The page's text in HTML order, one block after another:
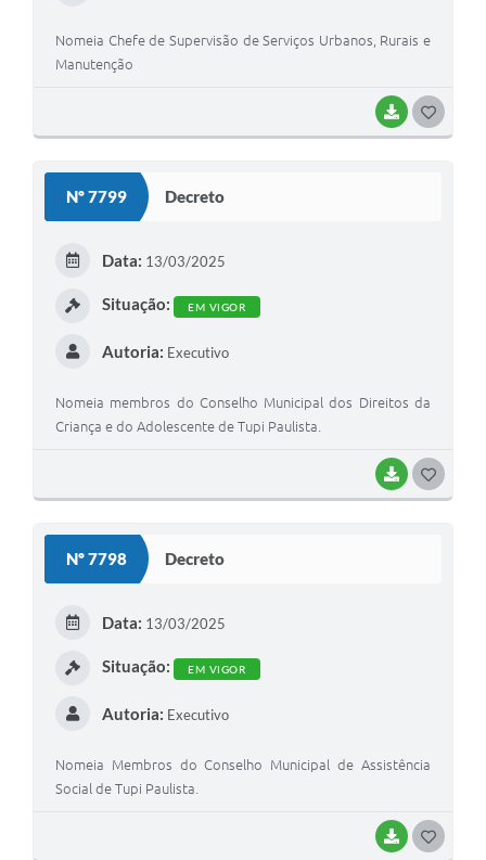
BAIXAR
Nomeia Chefe de Supervisão de Serviços Urbanos, Rurais e
Manutenção
Nº 7799 Decreto
BAIXAR
Data: 13/03/2025
Situação: EM VIGOR
Autoria: Executivo
Nomeia membros do Conselho Municipal dos Direitos da
Criança e do Adolescente de Tupi Paulista.
Nº 7798 Decreto
BAIXAR
Data: 13/03/2025
Situação: EM VIGOR
Autoria: Executivo
Nomeia Membros do Conselho Municipal de Assistência
Social de Tupi Paulista.